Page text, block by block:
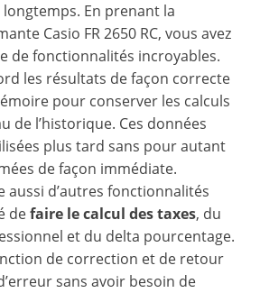
En prenant la
Casio FR 2650 RC, vous avez
de fonctionnalités incroyables.
les résultats de façon correcte
pour conserver les calculs
de l’historique. Ces données
plus tard sans pour autant
de façon immédiate.
aussi d’autres fonctionnalités
defaire le calcul des taxes, du
et du delta pourcentage.
de correction et de retour
sans avoir besoin de